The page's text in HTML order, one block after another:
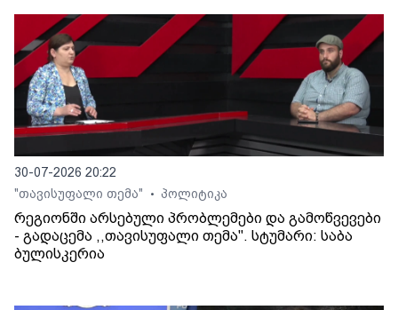
30-07-2026 20:22
"თავისუფალი თემა"
• პოლიტიკა
რეგიონში არსებული პრობლემები და გამოწვევები
- გადაცემა ,,თავისუფალი თემა". სტუმარი: საბა
ბულისკერია